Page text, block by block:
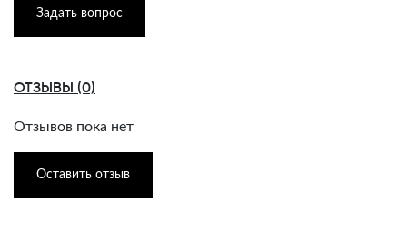
Задать вопрос
ОТЗЫВЫ (0)
Отзывов пока нет
Оставить отзыв